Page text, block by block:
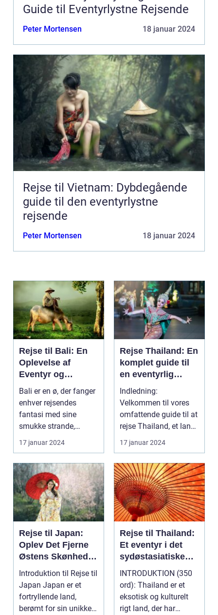
Guide til Eventyrlystne Rejsende
Peter Mortensen 18 januar 2024
Rejse til Vietnam: Dybdegående
guide til den eventyrlystne
rejsende
Peter Mortensen 18 januar 2024
Rejse til Bali: En
Oplevelse af
Eventyr og
Skønhed
Bali er en ø, der fanger
enhver rejsendes
fantasi med sine
smukke strande,
frodige rismarker og en
u...
17 januar 2024
Rejse Thailand: En
komplet guide til
en eventyrlig
oplevelse
Indledning:
Velkommen til vores
omfattende guide til at
rejse Thailand, et land
rigt på kultur, hist...
17 januar 2024
Rejse til Japan:
Oplev Det Fjerne
Østens Skønhed
og Kultur
Introduktion til Rejse til
Japan Japan er et
fortryllende land,
berømt for sin unikke
Rejse til Thailand:
Et eventyr i det
sydøstasiatiske
paradis
INTRODUKTION (350
ord): Thailand er et
eksotisk og kulturelt
rigt land, der har